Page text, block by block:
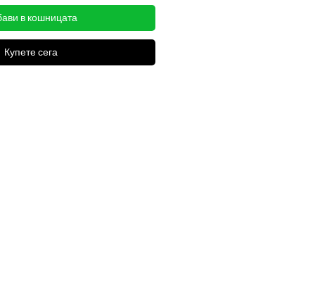
в кошницата
Купете сега